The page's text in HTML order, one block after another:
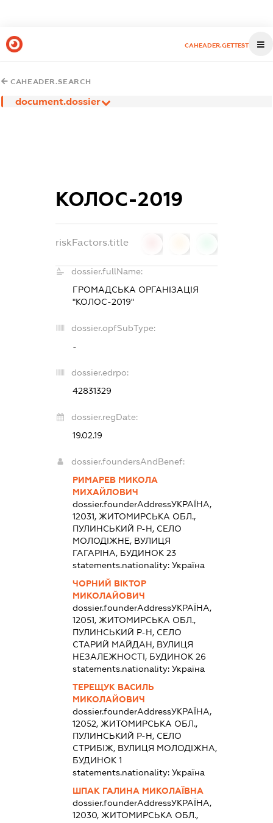
CAHEADER.GETTEST
CAHEADER.SEARCH
document.dossier
КОЛОС-2019
riskFactors.title
dossier.fullName:
ГРОМАДСЬКА ОРГАНІЗАЦІЯ
"КОЛОС-2019"
dossier.opfSubType:
-
dossier.edrpo:
42831329
dossier.regDate:
19.02.19
dossier.foundersAndBenef:
РИМАРЕВ МИКОЛА
МИХАЙЛОВИЧ
dossier.founderAddressУКРАЇНА,
12031, ЖИТОМИРСЬКА ОБЛ.,
ПУЛИНСЬКИЙ Р-Н, СЕЛО
МОЛОДІЖНЕ, ВУЛИЦЯ
ГАГАРІНА, БУДИНОК 23
statements.nationality:Україна
ЧОРНИЙ ВІКТОР
МИКОЛАЙОВИЧ
dossier.founderAddressУКРАЇНА,
12051, ЖИТОМИРСЬКА ОБЛ.,
ПУЛИНСЬКИЙ Р-Н, СЕЛО
СТАРИЙ МАЙДАН, ВУЛИЦЯ
НЕЗАЛЕЖНОСТІ, БУДИНОК 26
statements.nationality:Україна
ТЕРЕЩУК ВАСИЛЬ
МИКОЛАЙОВИЧ
dossier.founderAddressУКРАЇНА,
12052, ЖИТОМИРСЬКА ОБЛ.,
ПУЛИНСЬКИЙ Р-Н, СЕЛО
СТРИБІЖ, ВУЛИЦЯ МОЛОДІЖНА,
БУДИНОК 1
statements.nationality:Україна
ШПАК ГАЛИНА МИКОЛАЇВНА
dossier.founderAddressУКРАЇНА,
12030, ЖИТОМИРСЬКА ОБЛ.,